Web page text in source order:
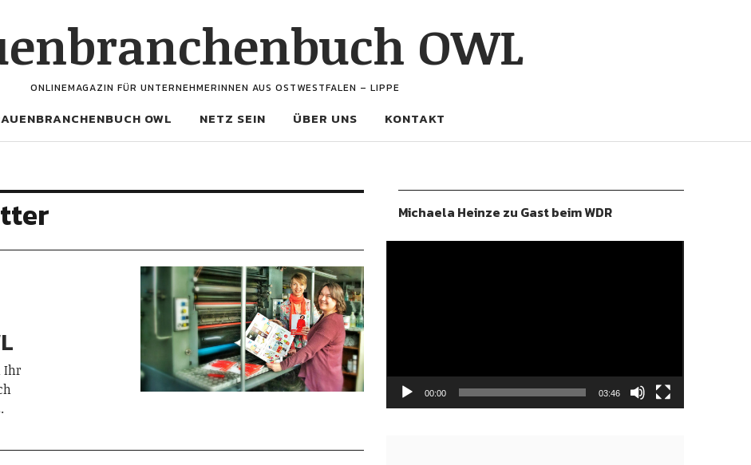
OWL
ONLINEMAGAZIN FÜR UNTERNEHMERINNEN AUS OSTWESTFALEN – LIPPE
OWL NETZ SEIN ÜBER UNS KONTAKT
Ihr
Michaela Heinze zu Gast beim WDR
00:00 03:46